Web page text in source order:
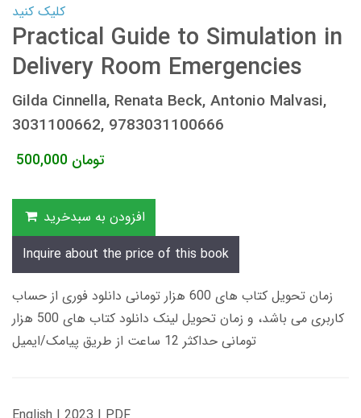
کلیک کنید
Practical Guide to Simulation in
Delivery Room Emergencies
Gilda Cinnella, Renata Beck, Antonio Malvasi,
3031100662, 9783031100666
500,000 تومان
افزودن به سبدخرید
Inquire about the price of this book
زمان تحویل کتاب های 600 هزار تومانی دانلود فوری از حساب
کاربری می باشد، و زمان تحویل لینک دانلود کتاب های 500 هزار
تومانی حداکثر 12 ساعت از طریق پیامک/ایمیل